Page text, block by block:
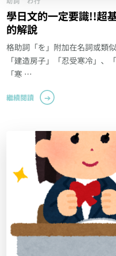
學日文的一定要識!!超
的解說
格助詞「を」附加在名詞或類
「建造房子」「忍受寒冷」、
「寒 …
繼續閱讀